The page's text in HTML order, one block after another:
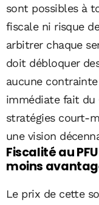
sont possibles à
fiscale ni risque
arbitrer chaque
doit débloquer
aucune
immédiate fait du
stratégies court-
une vision
Fiscalité au
moins
Le prix de cette